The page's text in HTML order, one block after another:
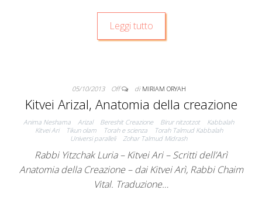
Leggi tutto
05/10/2013 Off di MIRIAM ORYAH
Kitvei Arizal, Anatomia della creazione
Anima Neshama Arizal Bereshit Creazione Birur nitzotzot
Kabbalah
Kitvei Ari
Tikun olam Torah e scienza
Torah Talmud Kabbalah
Universi paralleli
Zohar Talmud Midrash
Rabbi Yitzchak Luria – Kitvei Ari – Scritti dell’Arì
Anatomia della Creazione – dai Kitvei Arì, Rabbi Chaim
Vital. Traduzione…